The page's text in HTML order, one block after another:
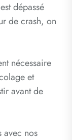
dépassé
de crash, on
nécessaire
et
avant de
avec nos